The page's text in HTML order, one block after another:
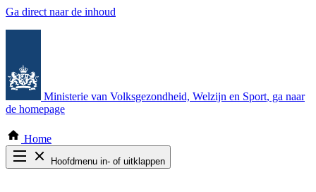
Ga direct naar de inhoud
Ministerie van Volksgezondheid, Welzijn en Sport, ga naar
de homepage
Home
Hoofdmenu in- of uitklappen